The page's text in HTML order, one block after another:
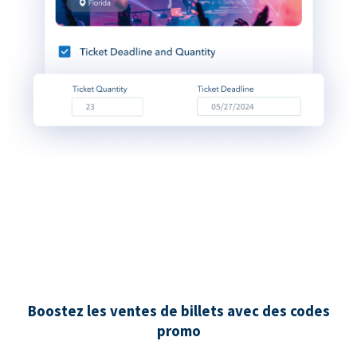
Boostez les ventes de billets avec des codes
promo